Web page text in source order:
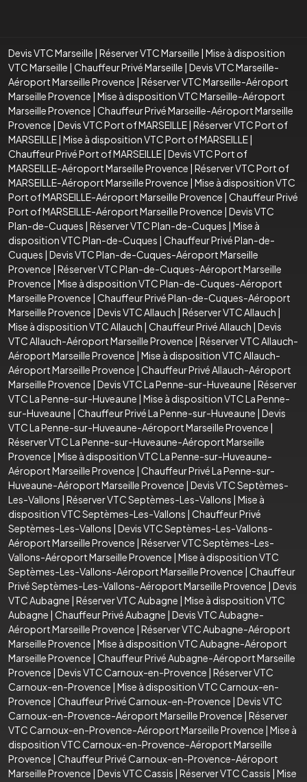
Devis VTC Marseille | Réserver VTC Marseille | Mise à disposition
VTC Marseille | Chauffeur Privé Marseille | Devis VTC Marseille-
Aéroport Marseille Provence | Réserver VTC Marseille-Aéroport
Marseille Provence | Mise à disposition VTC Marseille-Aéroport
Marseille Provence | Chauffeur Privé Marseille-Aéroport Marseille
Provence | Devis VTC Port of MARSEILLE| Réserver VTC Port of
MARSEILLE| Mise à disposition VTC Port of MARSEILLE|
Chauffeur Privé Port of MARSEILLE| Devis VTC Port of
MARSEILLE-Aéroport Marseille Provence | Réserver VTC Port of
MARSEILLE-Aéroport Marseille Provence | Mise à disposition VTC
Port of MARSEILLE-Aéroport Marseille Provence | Chauffeur Privé
Port of MARSEILLE-Aéroport Marseille Provence | Devis VTC
Plan-de-Cuques | Réserver VTC Plan-de-Cuques | Mise à
disposition VTC Plan-de-Cuques | Chauffeur Privé Plan-de-
Cuques | Devis VTC Plan-de-Cuques-Aéroport Marseille
Provence | Réserver VTC Plan-de-Cuques-Aéroport Marseille
Provence | Mise à disposition VTC Plan-de-Cuques-Aéroport
Marseille Provence | Chauffeur Privé Plan-de-Cuques-Aéroport
Marseille Provence | Devis VTC Allauch | Réserver VTC Allauch |
Mise à disposition VTC Allauch | Chauffeur Privé Allauch | Devis
VTC Allauch-Aéroport Marseille Provence | Réserver VTC Allauch-
Aéroport Marseille Provence | Mise à disposition VTC Allauch-
Aéroport Marseille Provence | Chauffeur Privé Allauch-Aéroport
Marseille Provence | Devis VTC La Penne-sur-Huveaune | Réserver
VTC La Penne-sur-Huveaune | Mise à disposition VTC La Penne-
sur-Huveaune | Chauffeur Privé La Penne-sur-Huveaune | Devis
VTC La Penne-sur-Huveaune-Aéroport Marseille Provence |
Réserver VTC La Penne-sur-Huveaune-Aéroport Marseille
Provence | Mise à disposition VTC La Penne-sur-Huveaune-
Aéroport Marseille Provence | Chauffeur Privé La Penne-sur-
Huveaune-Aéroport Marseille Provence | Devis VTC Septèmes-
Les-Vallons | Réserver VTC Septèmes-Les-Vallons | Mise à
disposition VTC Septèmes-Les-Vallons | Chauffeur Privé
Septèmes-Les-Vallons | Devis VTC Septèmes-Les-Vallons-
Aéroport Marseille Provence | Réserver VTC Septèmes-Les-
Vallons-Aéroport Marseille Provence | Mise à disposition VTC
Septèmes-Les-Vallons-Aéroport Marseille Provence | Chauffeur
Privé Septèmes-Les-Vallons-Aéroport Marseille Provence | Devis
VTC Aubagne | Réserver VTC Aubagne | Mise à disposition VTC
Aubagne | Chauffeur Privé Aubagne | Devis VTC Aubagne-
Aéroport Marseille Provence | Réserver VTC Aubagne-Aéroport
Marseille Provence | Mise à disposition VTC Aubagne-Aéroport
Marseille Provence | Chauffeur Privé Aubagne-Aéroport Marseille
Provence | Devis VTC Carnoux-en-Provence | Réserver VTC
Carnoux-en-Provence | Mise à disposition VTC Carnoux-en-
Provence | Chauffeur Privé Carnoux-en-Provence | Devis VTC
Carnoux-en-Provence-Aéroport Marseille Provence | Réserver
VTC Carnoux-en-Provence-Aéroport Marseille Provence | Mise à
disposition VTC Carnoux-en-Provence-Aéroport Marseille
Provence | Chauffeur Privé Carnoux-en-Provence-Aéroport
Marseille Provence | Devis VTC Cassis | Réserver VTC Cassis | Mise